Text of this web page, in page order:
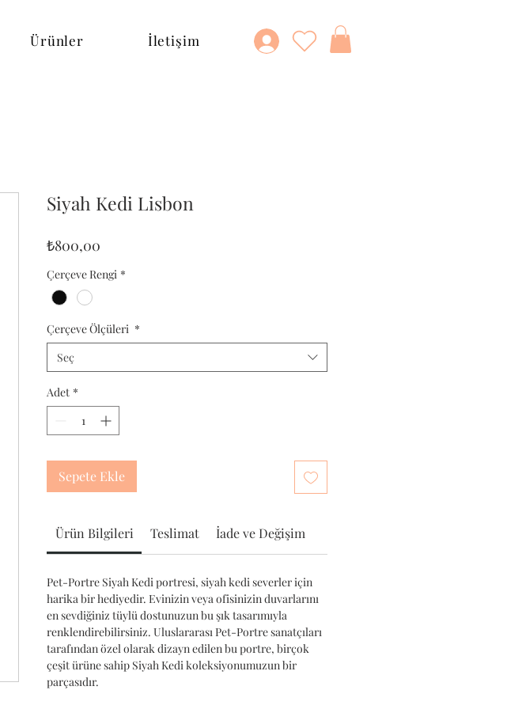
Ürünler İletişim
Siyah Kedi Lisbon
₺800,00
Çerçeve Rengi *
Çerçeve Ölçüleri *
Seç
Adet *
Sepete Ekle
Ürün Bilgileri Teslimat İade ve Değişim
Pet-Portre Siyah Kedi portresi, siyah kedi severler için
harika bir hediyedir. Evinizin veya ofisinizin duvarlarını
en sevdiğiniz tüylü dostunuzun bu şık tasarımıyla
renklendirebilirsiniz. Uluslararası Pet-Portre sanatçıları
tarafından özel olarak dizayn edilen bu portre, birçok
çeşit ürüne sahip Siyah Kedi koleksiyonumuzun bir
parçasıdır.